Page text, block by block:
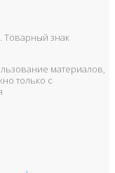
Товарный знак
материалов,
только с